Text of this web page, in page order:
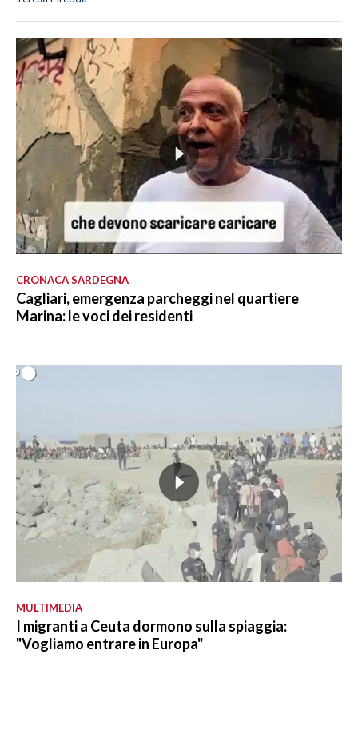
CRONACA SARDEGNA
Cagliari, emergenza parcheggi nel quartiere
Marina: le voci dei residenti
MULTIMEDIA
I migranti a Ceuta dormono sulla spiaggia:
"Vogliamo entrare in Europa"